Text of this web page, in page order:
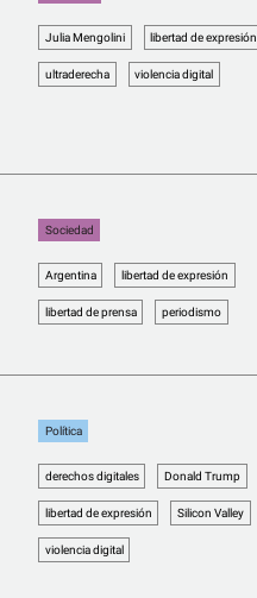
Julia Mengolini libertad de expresión
ultraderecha violencia digital
Sociedad
Argentina libertad de expresión
libertad de prensa periodismo
Política
derechos digitales Donald Trump
libertad de expresión Silicon Valley
violencia digital